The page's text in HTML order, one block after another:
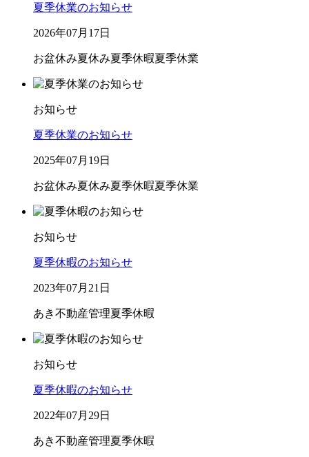
夏季休業のお知らせ
2026年07月17日
お盆休み夏休み夏季休暇夏季休業
お知らせ
夏季休業のお知らせ
2025年07月19日
お盆休み夏休み夏季休暇夏季休業
お知らせ
夏季休暇のお知らせ
2023年07月21日
あき不動産管理夏季休暇
お知らせ
夏季休暇のお知らせ
2022年07月29日
あき不動産管理夏季休暇